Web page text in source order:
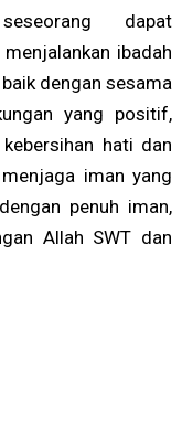
dapat
menjalankan ibadah
dengan sesama
yang positif,
hati dan
iman yang
penuh iman,
Allah SWT dan